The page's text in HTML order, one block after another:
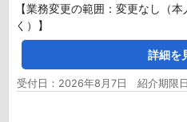
【業務変更の範囲：変更なし（
く）】
詳細を
受付日：2026年8月7日 紹介期限